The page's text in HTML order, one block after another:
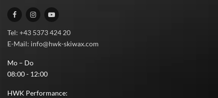
Tel: +43 5373 424 20
E-Mail: info@hwk-skiwax.com
Mo – Do
08:00 - 12:00
HWK Performance: